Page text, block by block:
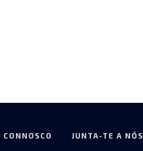
CONNOSCO JUNTA-TE A NÓS